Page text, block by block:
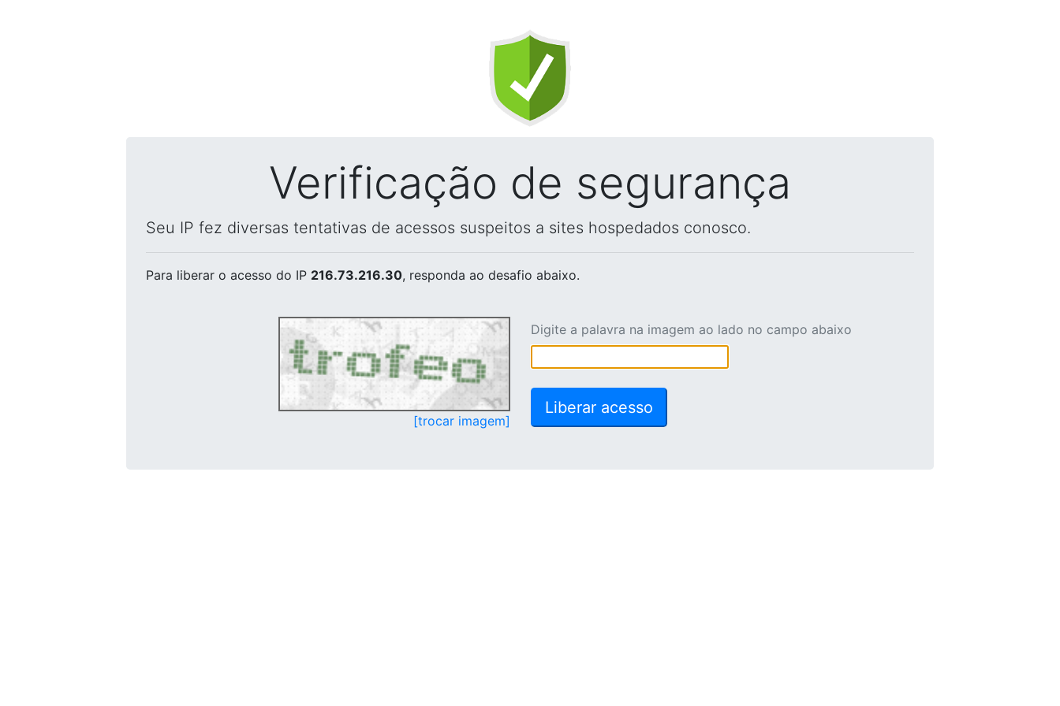
Verificação de segurança
Seu IP fez diversas tentativas de acessos suspeitos a sites hospedados conosco.
Para liberar o acesso do IP 216.73.216.30, responda ao desafio abaixo.
[trocar imagem]
Digite a palavra na imagem ao lado no campo abaixo